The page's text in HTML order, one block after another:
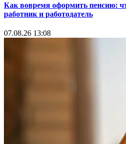
Как вовремя оформить пенсию:
работник и работодатель
07.08.26 13:08